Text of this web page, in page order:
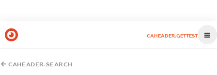
CAHEADER.GETTEST
CAHEADER.SEARCH